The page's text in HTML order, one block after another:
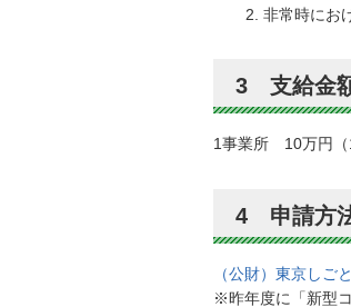
非常時にお
3 支給金
1事業所 10万円（
4 申請方
（公財）東京しご
※昨年度に「新型